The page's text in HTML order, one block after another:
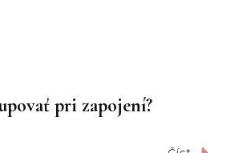
pri zapojení?